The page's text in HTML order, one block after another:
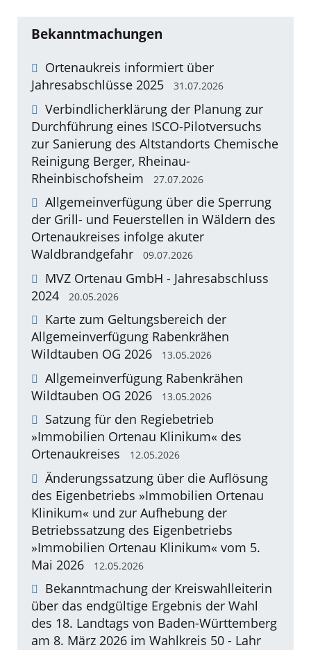
Bekanntmachungen
Ortenaukreis informiert über
Jahresabschlüsse 2025
31.07.2026
Verbindlicherklärung der Planung zur
Durchführung eines ISCO-Pilotversuchs
zur Sanierung des Altstandorts Chemische
Reinigung Berger, Rheinau-
Rheinbischofsheim
27.07.2026
Allgemeinverfügung über die Sperrung
der Grill- und Feuerstellen in Wäldern des
Ortenaukreises infolge akuter
Waldbrandgefahr
09.07.2026
MVZ Ortenau GmbH - Jahresabschluss
2024
20.05.2026
Karte zum Geltungsbereich der
Allgemeinverfügung Rabenkrähen
Wildtauben OG 2026
13.05.2026
Allgemeinverfügung Rabenkrähen
Wildtauben OG 2026
13.05.2026
Satzung für den Regiebetrieb
»Immobilien Ortenau Klinikum« des
Ortenaukreises
12.05.2026
Änderungssatzung über die Auflösung
des Eigenbetriebs »Immobilien Ortenau
Klinikum« und zur Aufhebung der
Betriebssatzung des Eigenbetriebs
»Immobilien Ortenau Klinikum« vom 5.
Mai 2026
12.05.2026
Bekanntmachung der Kreiswahlleiterin
über das endgültige Ergebnis der Wahl
des 18. Landtags von Baden-Württemberg
am 8. März 2026 im Wahlkreis 50 - Lahr